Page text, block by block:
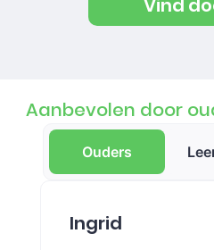
Vind
Aanbevolen door
Ouders
Ingrid